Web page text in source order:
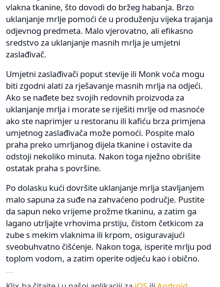
vlakna tkanine, što dovodi do bržeg habanja. Brzo
uklanjanje mrlje pomoći će u produženju vijeka trajanja
odjevnog predmeta. Malo vjerovatno, ali efikasno
sredstvo za uklanjanje masnih mrlja je umjetni
zaslađivač.
Umjetni zaslađivači poput stevije ili Monk voća mogu
biti zgodni alati za rješavanje masnih mrlja na odjeći.
Ako se nađete bez svojih redovnih proizvoda za
uklanjanje mrlja i morate se riješiti mrlje od masnoće
ako ste naprimjer u restoranu ili kafiću brza primjena
umjetnog zaslađivača može pomoći. Pospite malo
praha preko umrljanog dijela tkanine i ostavite da
odstoji nekoliko minuta. Nakon toga nježno obrišite
ostatak praha s površine.
Po dolasku kući dovršite uklanjanje mrlja stavljanjem
malo sapuna za suđe na zahvaćeno područje. Pustite
da sapun neko vrijeme prožme tkaninu, a zatim ga
lagano utrljajte vrhovima prstiju, čistom četkicom za
zube s mekim vlaknima ili krpom, osiguravajući
sveobuhvatno čišćenje. Nakon toga, isperite mrlju pod
toplom vodom, a zatim operite odjeću kao i obično.